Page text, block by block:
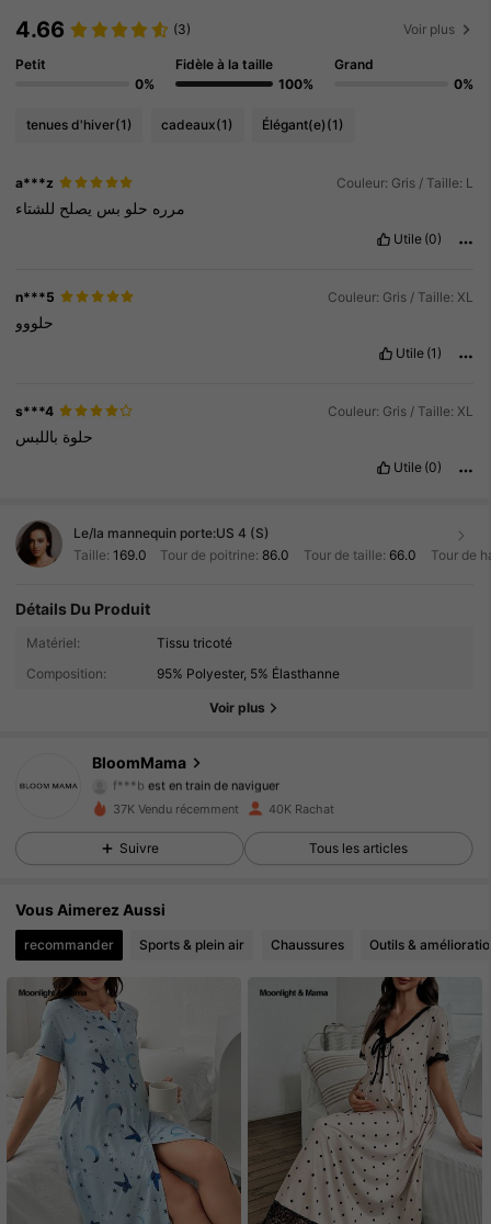
4.66 (3) Voir plus
Petit
0%
Fidèle à la taille
100%
Grand
0%
tenues d'hiver(1) cadeaux(1) Élégant(e)(1)
a***z Couleur: Gris / Taille: L
مرره حلو بس يصلح للشتاء
Utile (0)
n***5 Couleur: Gris / Taille: XL
حلووو
Utile (1)
s***4 Couleur: Gris / Taille: XL
حلوة باللبس
Utile (0)
Le/la mannequin porte:US 4 (S)
Taille: 169.0 Tour de poitrine: 86.0 Tour de taille: 66.0 Tour de
Détails Du Produit
Matériel:
Tissu tricoté
Composition:
95% Polyester, 5% Élasthanne
Voir plus
BloomMama
19K Suiveurs
f***b est en train de naviguer
19K Suiveurs
4.87 19K Suiveurs
4.87 19K Suiveurs
4.87
4.87
4.87 19K Suiveurs
4.87 19K Suiveurs
4.87 19K Suiveurs
37K Vendu récemment 40K Rachat
Suivre Tous les articles
Vous Aimerez Aussi
recommander Sports & plein air Chaussures Outils &